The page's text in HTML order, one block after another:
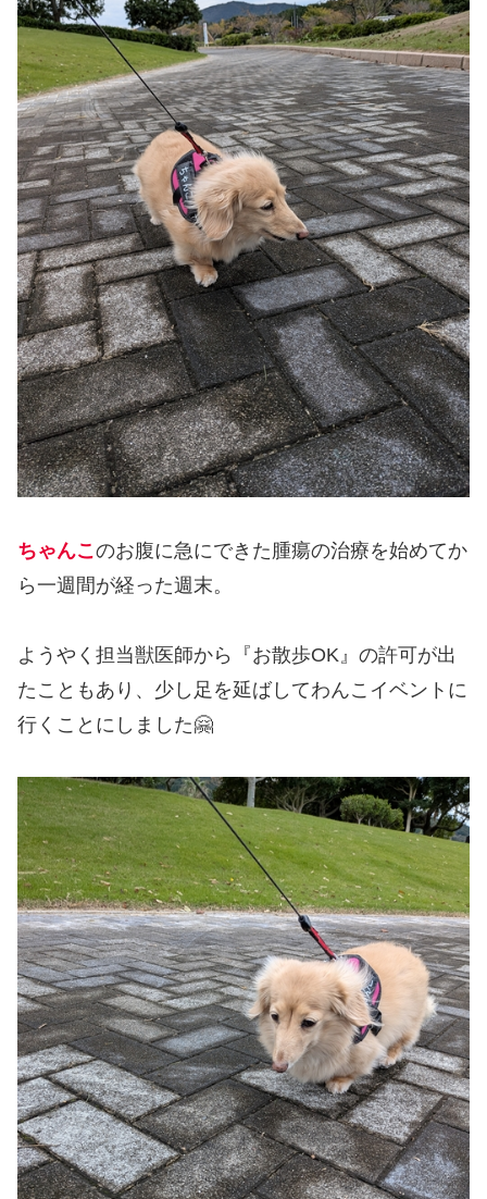
ちゃんこ のお腹に急にできた腫瘍の治療を始めてか
ら一週間が経った週末。
ようやく担当獣医師から『お散歩OK』の許可が出
たこともあり、少し足を延ばしてわんこイベントに
行くことにしました🤗